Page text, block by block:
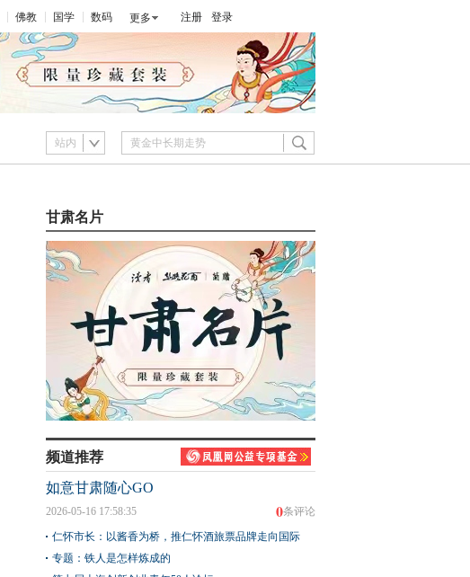
佛教 国学 数码 更多 注册 登录
站内
甘肃名片
频道推荐
如意甘肃随心GO
0条评论
2026-05-16 17:58:35
仁怀市长：以酱香为桥，推仁怀酒旅票品牌走向国际
专题：铁人是怎样炼成的